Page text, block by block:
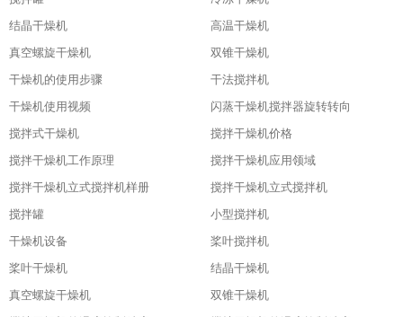
结晶干燥机
高温干燥机
真空螺旋干燥机
双锥干燥机
干燥机的使用步骤
干法搅拌机
干燥机使用视频
闪蒸干燥机搅拌器旋转转向
搅拌式干燥机
搅拌干燥机价格
搅拌干燥机工作原理
搅拌干燥机应用领域
搅拌干燥机立式搅拌机样册
搅拌干燥机立式搅拌机
搅拌罐
小型搅拌机
干燥机设备
桨叶搅拌机
桨叶干燥机
结晶干燥机
真空螺旋干燥机
双锥干燥机